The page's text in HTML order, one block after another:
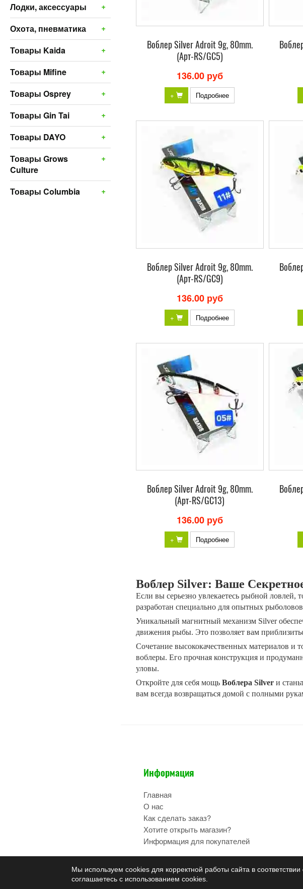
+
Лодки, аксессуары
+
Охота, пневматика
+
Товары Kaida
+
Товары Mifine
+
Товары Osprey
+
Товары Gin Tai
+
Товары DAYO
+
Товары Grows
Culture
+
Товары Columbia
Bоблер Silver Adroit 9g, 80mm.
(Арт-RS/GC5)
136.00 руб
+ Подробнее
Bоблер Silver Adroit 9g, 80mm.
(Арт-RS/GC9)
136.00 руб
+ Подробнее
Bоблер Silver Adroit 9g, 80mm.
(Арт-RS/GC13)
136.00 руб
+ Подробнее
Bоблер Silver: Ваше
Если вы серьезно увлекаетесь рыбной ловлей,
разработан специально для опытных
Уникальный магнитный механизм Silver
движения рыбы. Это позволяет вам
Сочетание высококачественных материалов и
воблеры. Его прочная конструкция и
уловы.
Откройте для себя мощь Воблера Silver и
вам всегда возвращаться домой с полными
Информация
Главная
О нас
Как сделать заказ?
Хотите открыть магазин?
Информация для покупателей
Мы используем cookies для корректной работы сайта в соответствии
соглашаетесь с использованием cookies.